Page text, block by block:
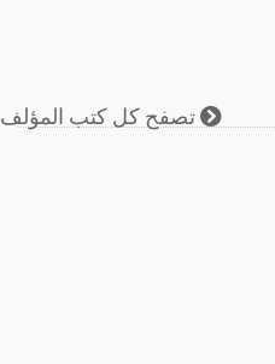
تصفح كل كتب المؤلف